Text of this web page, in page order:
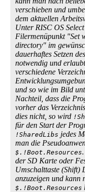
verschieben und
dem aktuellen
Unter RISC OS
Filermenüpunkt "Set
directory" im
dauerhaftes Setzen
notwendig und
verschiedene
und so wie im Bild
Nachteil, dass die
vorher das Verzeichnis
dies nicht, so wird
für den Start der
!SharedLibs jedes
man die
$.!Boot.Resources
der SD Karte oder
Umschalttaste (Shift)
anzuzeigen und kann
$.!Boot.Resources